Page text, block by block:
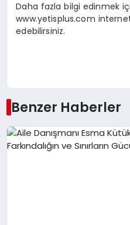
Daha fazla bilgi edinmek
www.yetisplus.com
edebilirsiniz.
Benzer Haberler